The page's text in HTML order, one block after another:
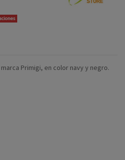
Primigi, en color navy y negro.